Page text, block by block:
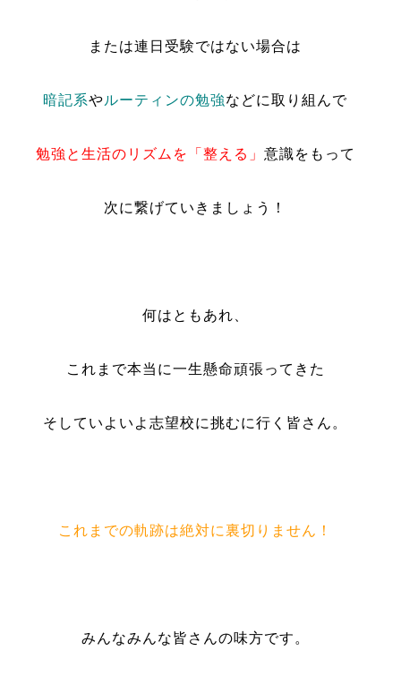
または連日受験ではない場合は
暗記系やルーティンの勉強などに取り組んで
勉強と生活のリズムを「整える」 意識をもって
次に繋げていきましょう！
何はともあれ、
これまで本当に一生懸命頑張ってきた
そしていよいよ志望校に挑むに行く皆さん。
これまでの軌跡は絶対に裏切りません！
みんなみんな皆さんの味方です。